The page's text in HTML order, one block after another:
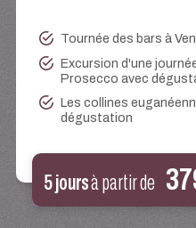
Tournée des bars à
Excursion d'une
Prosecco avec
Les collines
dégustation
5 joursà partir de